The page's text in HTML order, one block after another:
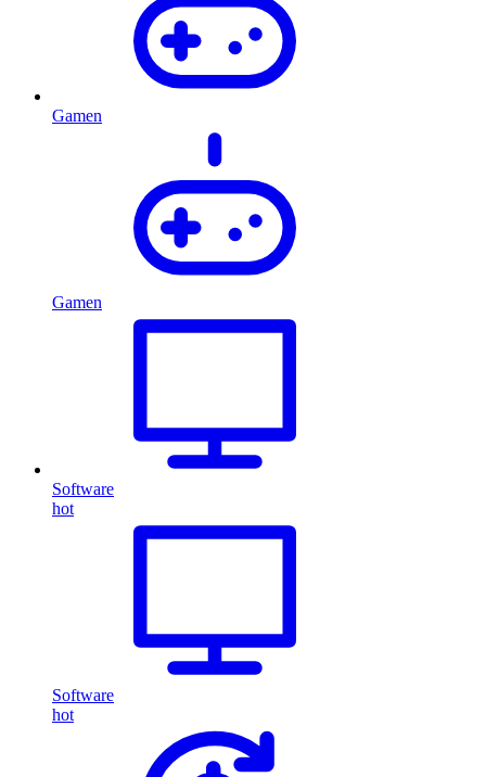
Gamen
Gamen
Software
hot
Software
hot